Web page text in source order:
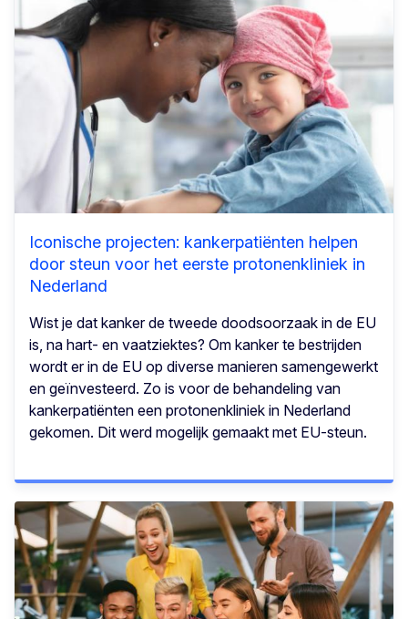
Iconische projecten: kankerpatiënten helpen
door steun voor het eerste protonenkliniek in
Nederland
Wist je dat kanker de tweede doodsoorzaak in de EU
is, na hart- en vaatziektes? Om kanker te bestrijden
wordt er in de EU op diverse manieren samengewerkt
en geïnvesteerd. Zo is voor de behandeling van
kankerpatiënten een protonenkliniek in Nederland
gekomen. Dit werd mogelijk gemaakt met EU-steun.